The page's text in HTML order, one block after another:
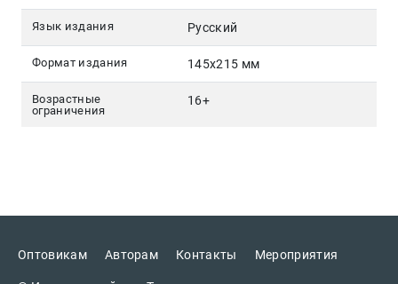
Язык издания Русский
Формат издания 145х215 мм
Возрастные
ограничения
16+
Оптовикам Авторам Контакты Мероприятия